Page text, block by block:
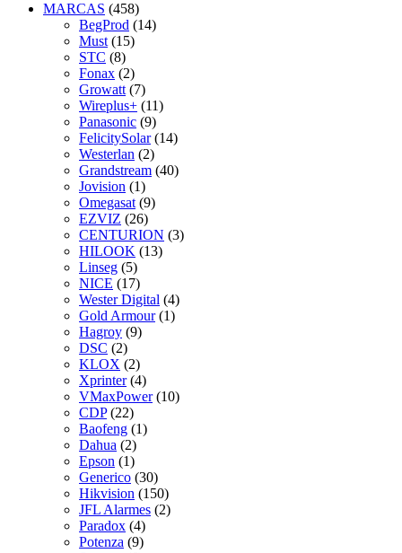
MARCAS (458)
BegProd (14)
Must (15)
STC (8)
Fonax (2)
Growatt (7)
Wireplus+ (11)
Panasonic (9)
FelicitySolar (14)
Westerlan (2)
Grandstream (40)
Jovision (1)
Omegasat (9)
EZVIZ (26)
CENTURION (3)
HILOOK (13)
Linseg (5)
NICE (17)
Wester Digital (4)
Gold Armour (1)
Hagroy (9)
DSC (2)
KLOX (2)
Xprinter (4)
VMaxPower (10)
CDP (22)
Baofeng (1)
Dahua (2)
Epson (1)
Generico (30)
Hikvision (150)
JFL Alarmes (2)
Paradox (4)
Potenza (9)